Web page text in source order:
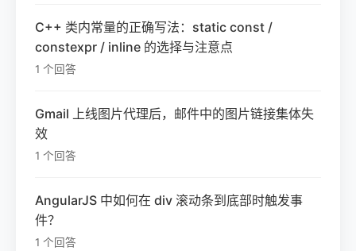
C++ 类内常量的正确写法：static const /
constexpr / inline 的选择与注意点
1 个回答
Gmail 上线图片代理后，邮件中的图片链接集体失
效
1 个回答
AngularJS 中如何在 div 滚动条到底部时触发事
件？
1 个回答